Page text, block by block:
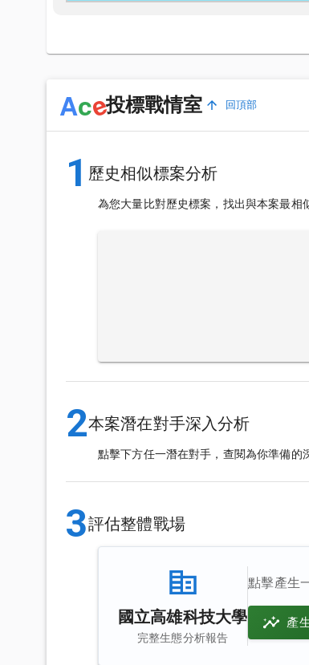
Ace投標戰情室 回頂部
1 歷史相似標案分析
為您大量比對歷史標案，找出與本案最相
2本案潛在對手深入分析
點擊下方任一潛在對手，查閱為你準備的
3評估整體戰場
國立高雄科技大學
完整生態分析報告
點擊產生
產